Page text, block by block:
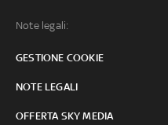
Note legali:
GESTIONE COOKIE
NOTE LEGALI
OFFERTA SKY MEDIA